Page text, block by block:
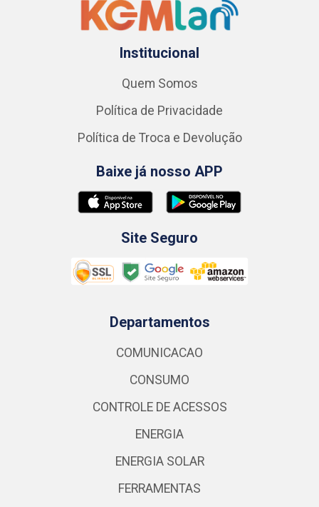
Institucional
Quem Somos
Política de Privacidade
Política de Troca e Devolução
Baixe já nosso APP
Site Seguro
Departamentos
COMUNICACAO
CONSUMO
CONTROLE DE ACESSOS
ENERGIA
ENERGIA SOLAR
FERRAMENTAS